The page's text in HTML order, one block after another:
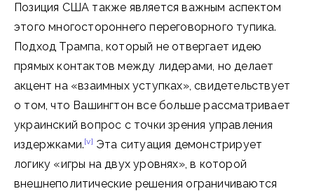
Позиция США также является важным аспектом
этого многостороннего переговорного тупика.
Подход Трампа, который не отвергает идею
прямых контактов между лидерами, но делает
акцент на «взаимных уступках», свидетельствует
о том, что Вашингтон все больше рассматривает
украинский вопрос с точки зрения управления
издержками.[v] Эта ситуация демонстрирует
логику «игры на двух уровнях», в которой
внешнеполитические решения ограничиваются